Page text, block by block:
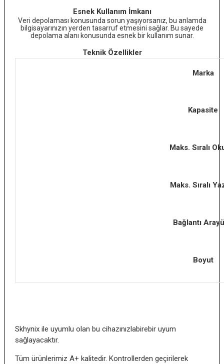
Esnek Kullanım İmkanı
Veri depolaması konusunda sorun yaşıyorsanız, bu anlamda
bilgisayarınızın yerden tasarruf etmesini sağlar. Bu sayede
depolama alanı konusunda esnek bir kullanım sunar.
Teknik Özellikler
Marka
Kapasite
Maks. Sıralı
Maks. Sıralı
Bağlantı
Boyut
Skhynix ile uyumlu olan bu cihazınızlabirebir uyum
sağlayacaktır.
Tüm ürünlerimiz A+ kalitedir. Kontrollerden geçirilerek